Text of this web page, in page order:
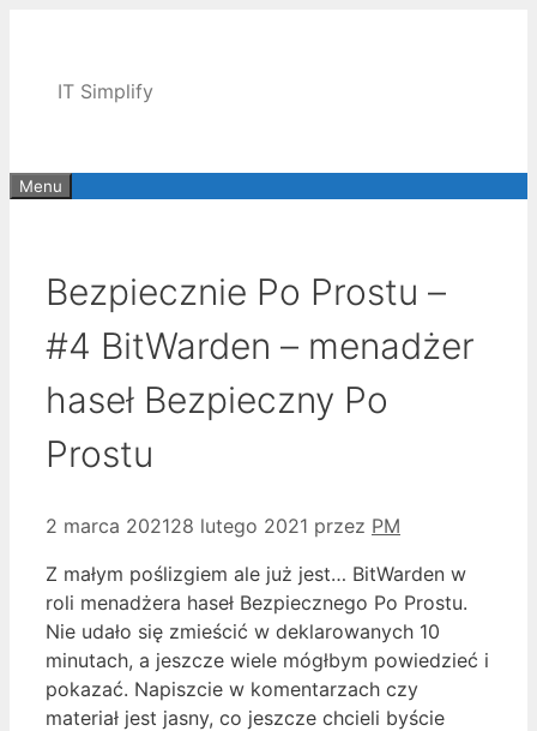
IT Simplify
Menu
Bezpiecznie Po Prostu –
#4 BitWarden – menadżer
haseł Bezpieczny Po
Prostu
2 marca 202128 lutego 2021 przez PM
Z małym poślizgiem ale już jest… BitWarden w
roli menadżera haseł Bezpiecznego Po Prostu.
Nie udało się zmieścić w deklarowanych 10
minutach, a jeszcze wiele mógłbym powiedzieć i
pokazać. Napiszcie w komentarzach czy
materiał jest jasny, co jeszcze chcieli byście